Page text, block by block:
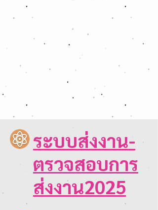
ระบบส่งงาน-
ตรวจสอบการ
ส่งงาน2025